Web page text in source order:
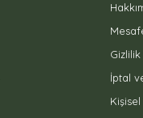
İptal